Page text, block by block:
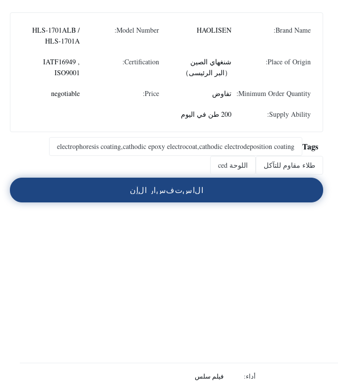
Brand Name:
HAOLISEN
Model Number:
HLS-1701ALB /
HLS-1701A
Place of Origin:
شنغهاي الصين
（البر الرئيسى）
Certification:
IATF16949 ,
ISO9001
Minimum Order Quantity: تفاوض Price:
negotiable
Supply Ability: 200 طن في اليوم
Tags
electrophoresis coating,cathodic epoxy electrocoat,cathodic electrodeposition coating
طلاء مقاوم للتآكل
اللوحة ced
الاستفسار الآن
أداء:
فيلم سلس